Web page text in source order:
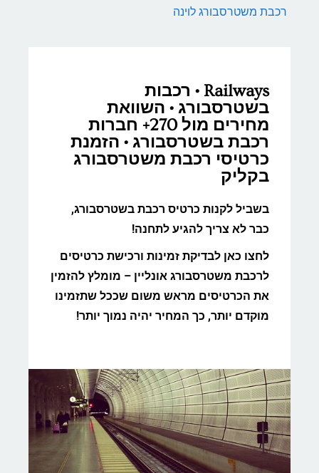
רכבת משטרסבורג לוינה
Railways • רכבות
בשטרסבורג • השוואת
מחירים מול 270+ חברות
רכבת בשטרסבורג • הזמנת
כרטיסי רכבת משטרסבורג
בקליק
בשביל לקנות כרטיס רכבת בשטרסבורג,
כבר לא צריך להגיע לתחנה!
לחצו כאן לבדיקת זמינות ורכישת כרטיסים
לרכבת משטרסבורג אונליין – מומלץ להזמין
את הכרטיסים מראש משום שככל שתזמינו
מוקדם יותר, כך המחיר יהיה נמוך יותר!